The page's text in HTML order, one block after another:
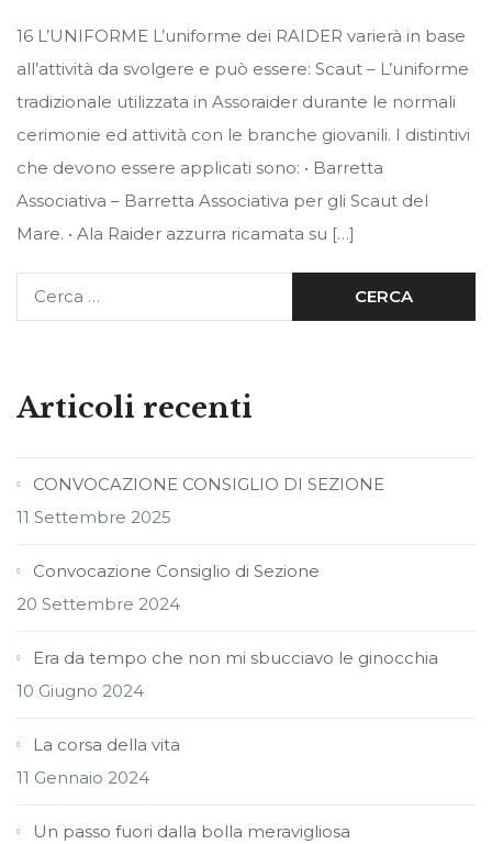
16 L’UNIFORME L’uniforme dei RAIDER varierà in base
all’attività da svolgere e può essere: Scaut – L’uniforme
tradizionale utilizzata in Assoraider durante le normali
cerimonie ed attività con le branche giovanili. I distintivi
che devono essere applicati sono: • Barretta
Associativa – Barretta Associativa per gli Scaut del
Mare. • Ala Raider azzurra ricamata su […]
Articoli recenti
CONVOCAZIONE CONSIGLIO DI SEZIONE
11 Settembre 2025
Convocazione Consiglio di Sezione
20 Settembre 2024
Era da tempo che non mi sbucciavo le ginocchia
10 Giugno 2024
La corsa della vita
11 Gennaio 2024
Un passo fuori dalla bolla meravigliosa